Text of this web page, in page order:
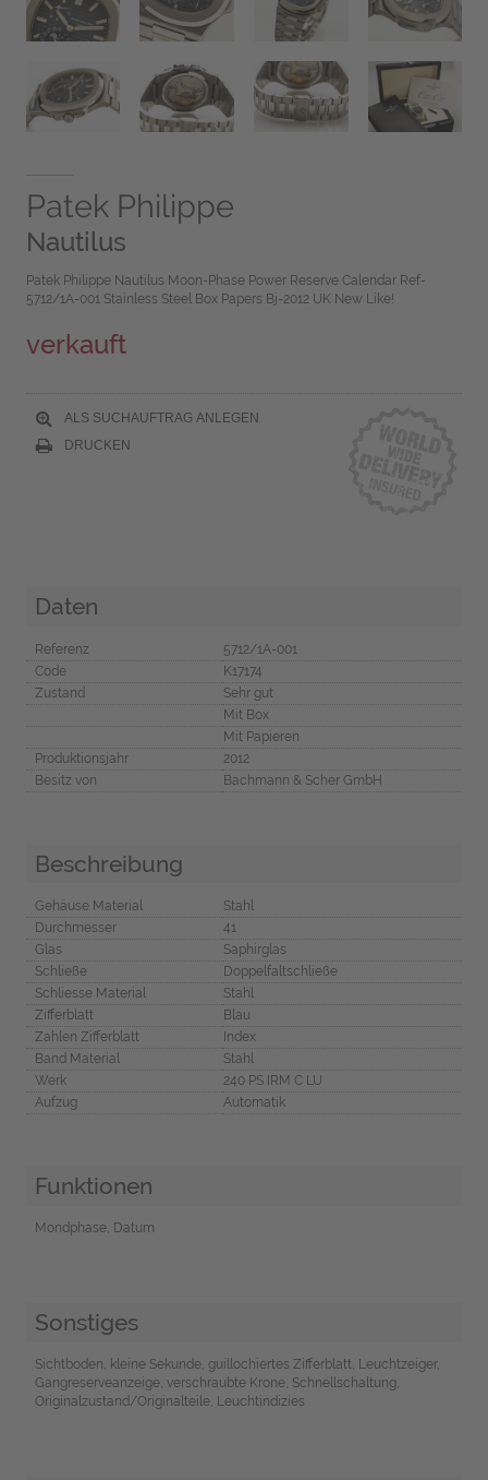
Patek Philippe
Nautilus
Patek Philippe Nautilus Moon-Phase Power Reserve Calendar Ref-
5712/1A-001 Stainless Steel Box Papers Bj-2012 UK New Like!
verkauft
ALS SUCHAUFTRAG ANLEGEN
DRUCKEN
Daten
Referenz
5712/1A-001
Code
K17174
Zustand
Sehr gut
Mit Box
Mit Papieren
Produktionsjahr
2012
Besitz von
Bachmann & Scher GmbH
Beschreibung
Gehäuse Material
Stahl
Durchmesser
41
Glas
Saphirglas
Schließe
Doppelfaltschließe
Schliesse Material
Stahl
Zifferblatt
Blau
Zahlen Zifferblatt
Index
Band Material
Stahl
Werk
240 PS IRM C LU
Aufzug
Automatik
Funktionen
Mondphase, Datum
Sonstiges
Sichtboden, kleine Sekunde, guillochiertes Zifferblatt, Leuchtzeiger,
Gangreserveanzeige, verschraubte Krone, Schnellschaltung,
Originalzustand/Originalteile, Leuchtindizies